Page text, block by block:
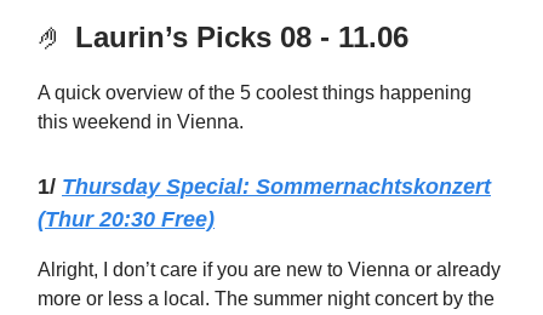
🤌 Laurin’s Picks 08 - 11.06
A quick overview of the 5 coolest things happening
this weekend in Vienna.
1/ Thursday Special: Sommernachtskonzert
(Thur 20:30 Free)
Alright, I don’t care if you are new to Vienna or already
more or less a local. The summer night concert by the